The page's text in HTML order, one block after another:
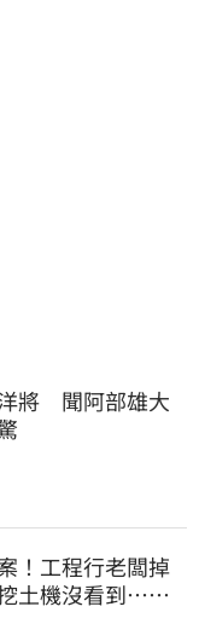
將　聞阿部雄大
！工程行老闆掉
土機沒看到…下